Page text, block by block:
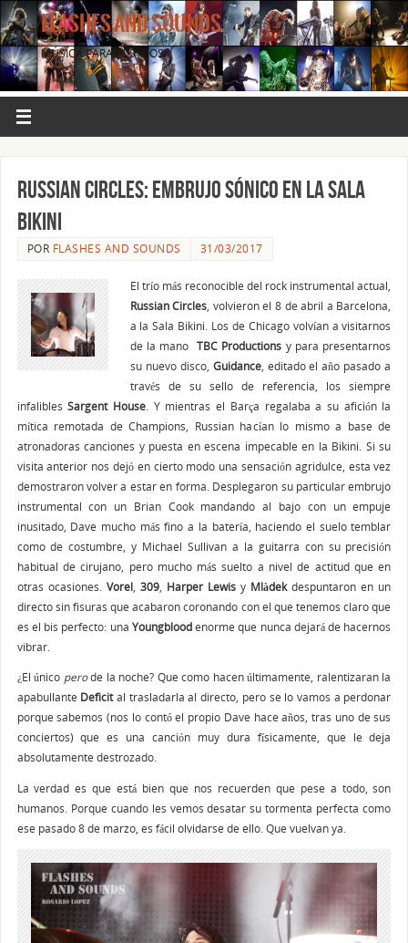
FLASHES AND SOUNDS
MÚSICA PARA LOS OJOS.
RUSSIAN CIRCLES: EMBRUJO SÓNICO EN LA SALA
BIKINI
POR FLASHES AND SOUNDS 31/03/2017
El trío más reconocible del rock instrumental actual,
Russian Circles , volvieron el 8 de abril a Barcelona,
a la Sala Bikini. Los de Chicago volvían a visitarnos
de la mano TBC Productions y para presentarnos
su nuevo disco, Guidance, editado el año pasado a
través de su sello de referencia, los siempre
infaliblesSargent House. Y mientras el Barça regalaba a su afición la
mítica remotada de Champions, Russian hacían lo mismo a base de
atronadoras canciones y puesta en escena impecable en la Bikini. Si su
visita anterior nos dejó en cierto modo una sensación agridulce, esta vez
demostraron volver a estar en forma. Desplegaron su particular embrujo
instrumental con un Brian Cook mandando al bajo con un empuje
inusitado, Dave mucho más fino a la batería, haciendo el suelo temblar
como de costumbre, y Michael Sullivan a la guitarra con su precisión
habitual de cirujano, pero mucho más suelto a nivel de actitud que en
otras ocasiones. Vorel, 309, Harper Lewis y Mlàdekdespuntaron en un
directo sin fisuras que acabaron coronando con el que tenemos claro que
es el bis perfecto: una Youngbloodenorme que nunca dejará de hacernos
vibrar.
¿El único perode la noche? Que como hacen últimamente, ralentizaran la
apabullante Deficital trasladarla al directo, pero se lo vamos a perdonar
porque sabemos (nos lo contó el propio Dave hace años, tras uno de sus
conciertos) que es una canción muy dura físicamente, que le deja
absolutamente destrozado.
La verdad es que está bien que nos recuerden que pese a todo, son
humanos. Porque cuando les vemos desatar su tormenta perfecta como
ese pasado 8 de marzo, es fácil olvidarse de ello. Que vuelvan ya.